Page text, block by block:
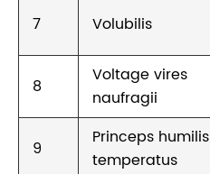
7 Volubilis
8
Voltage vires
naufragii
9
Princeps humilis
temperatus